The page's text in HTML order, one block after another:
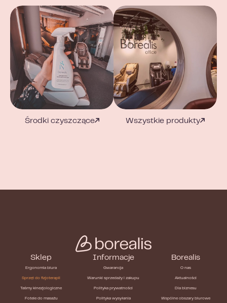
Środki czyszczące Wszystkie produkty
Sklep
Ergonomia biura
Sprzęt do fizjoterapii
Taśmy kinezjologiczne
Fotele do masażu
Informacje
Gwarancja
Warunki sprzedaży i zakupu
Polityka prywatności
Polityka wysyłania
Borealis
O nas
Aktualności
Dla biznesu
Wspólne obszary biurowe